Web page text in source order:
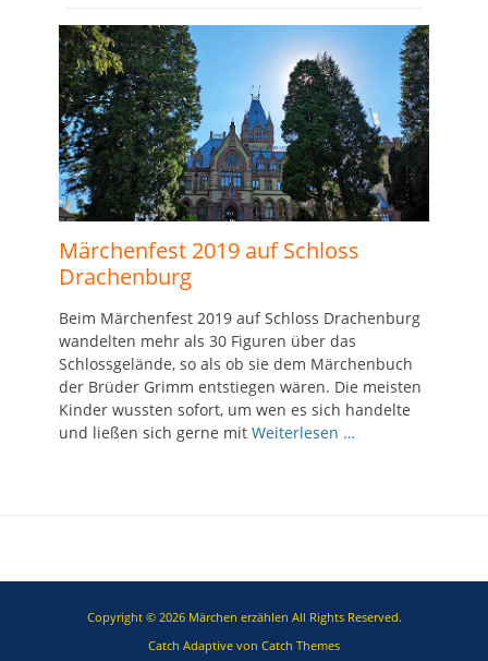
Märchenfest 2019 auf Schloss
Drachenburg
Beim Märchenfest 2019 auf Schloss Drachenburg
wandelten mehr als 30 Figuren über das
Schlossgelände, so als ob sie dem Märchenbuch
der Brüder Grimm entstiegen wären. Die meisten
Kinder wussten sofort, um wen es sich handelte
und ließen sich gerne mit Weiterlesen …
Copyright © 2026 Märchen erzählen All Rights Reserved.
Catch Adaptive von Catch Themes